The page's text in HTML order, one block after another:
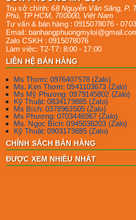
Trụ sở chính:68 Nguyễn Văn Săng, P.
Phú, TP HCM, 700000, Việt Nam
Tư vấn & bán hàng : 0915078076 -
Email:
Zalo CSKH :0915078076
Làm việc: T2-T7: 8:00 - 17:00
LIÊN HỆ BÁN HÀNG
Ms Thơm: 0976407578 (Zalo)
Ms. Kim Thơm: 0941103673 (Zalo)
Ms Mỹ Phương: 0979145802 (Zalo)
Kỹ Thuật: 0834179885 (Zalo)
Ms Bích: 0378963505 (Zalo)
Ms Phương: 0703446967 (Zalo)
Ms. Ngọc Bích: 0945038203 (Zalo)
Kỹ Thuật: 0903179885 (Zalo)
CHÍNH SÁCH BÁN HÀNG
ĐƯỢC XEM NHIỀU NHẤT